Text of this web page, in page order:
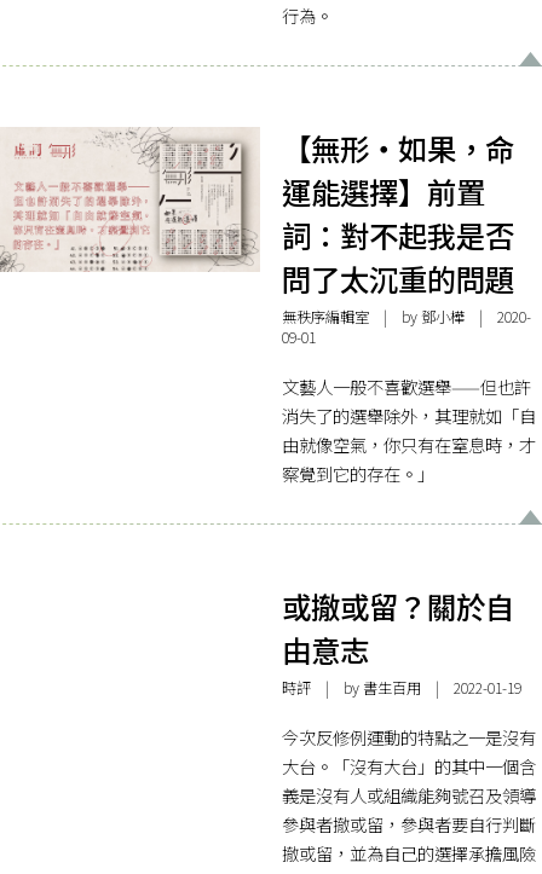
行為。
【無形・如果，命
運能選擇】前置
詞：對不起我是否
問了太沉重的問題
無秩序編輯室| by鄧小樺| 2020-
09-01
文藝人一般不喜歡選舉——但也許
消失了的選舉除外，其理就如「自
由就像空氣，你只有在窒息時，才
察覺到它的存在。」
或撤或留？關於自
由意志
時評| by 書生百用 | 2022-01-19
今次反修例運動的特點之一是沒有
大台。「沒有大台」的其中一個含
義是沒有人或組織能夠號召及領導
參與者撤或留，參與者要自行判斷
撤或留，並為自己的選擇承擔風險